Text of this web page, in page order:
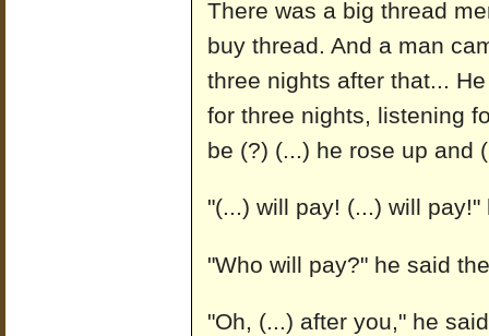
There was a big thread
buy thread. And a man
three nights after that...
for three nights, listening
be (?) (...) he rose up and
"(...) will pay! (...) will pay!"
"Who will pay?" he said
"Oh, (...) after you," he